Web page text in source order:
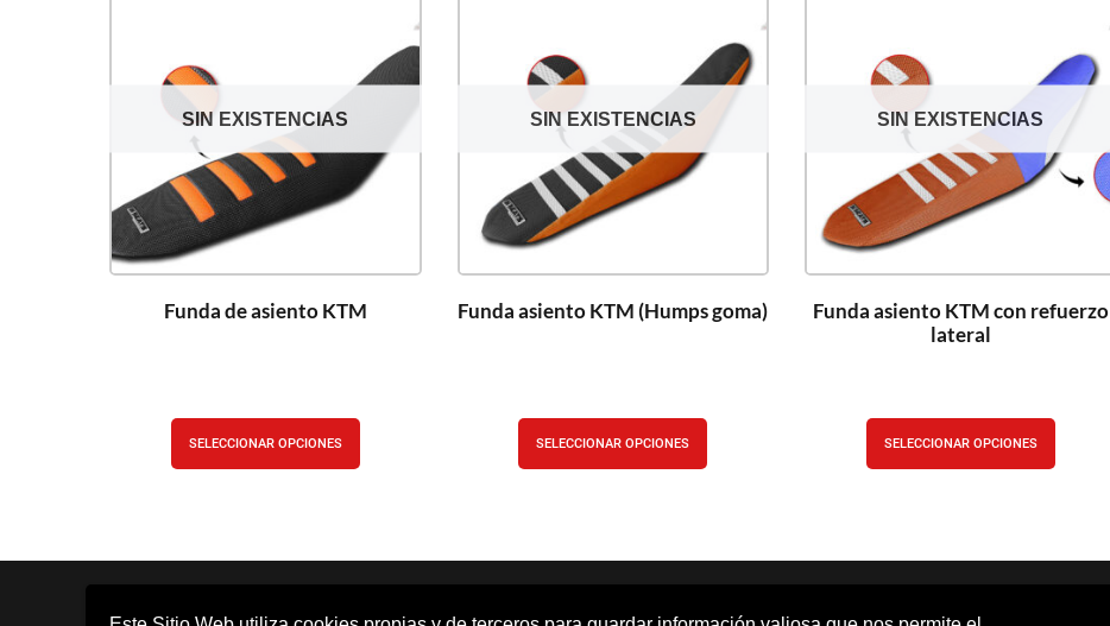
SIN EXISTENCIAS
Funda de asiento KTM
SELECCIONAR OPCIONES
SIN EXISTENCIAS
Funda asiento KTM (Humps goma)
SELECCIONAR OPCIONES
SIN EXISTENCIAS
Funda asiento KTM con refuerzo
lateral
SELECCIONAR OPCIONES